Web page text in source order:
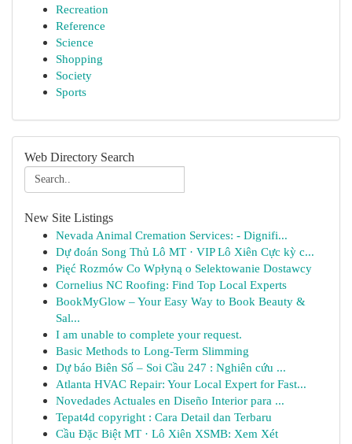
Recreation
Reference
Science
Shopping
Society
Sports
Web Directory Search
New Site Listings
Nevada Animal Cremation Services: - Dignifi...
Dự đoán Song Thủ Lô MT · VIP Lô Xiên Cực kỳ c...
Pięć Rozmów Co Wpłyną o Selektowanie Dostawcy
Cornelius NC Roofing: Find Top Local Experts
BookMyGlow – Your Easy Way to Book Beauty &
Sal...
I am unable to complete your request.
Basic Methods to Long-Term Slimming
Dự báo Biên Số – Soi Cầu 247 : Nghiên cứu ...
Atlanta HVAC Repair: Your Local Expert for Fast...
Novedades Actuales en Diseño Interior para ...
Tepat4d copyright : Cara Detail dan Terbaru
Cầu Đặc Biệt MT · Lô Xiên XSMB: Xem Xét